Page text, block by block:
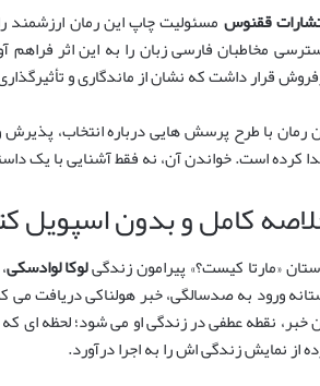
ققنوس مسئولیت چاپ این رمان ارزشمند
قرار داشت که نشان از ماندگاری و
رمان با طرح پرسش هایی درباره انتخاب، پذیرش
کرده است. خواندن آن، نه فقط آشنایی با یک
کامل و بدون اسپویل
«مارتا کیست؟» پیرامون زندگیلوکا لوادسکی
ورود به صدسالگی، خبر هولناکی دریافت می
خبر، نقطه عطفی در زندگی او می شود؛ لحظه ای
از نمایش زندگی اش را به اجرا درآورد.